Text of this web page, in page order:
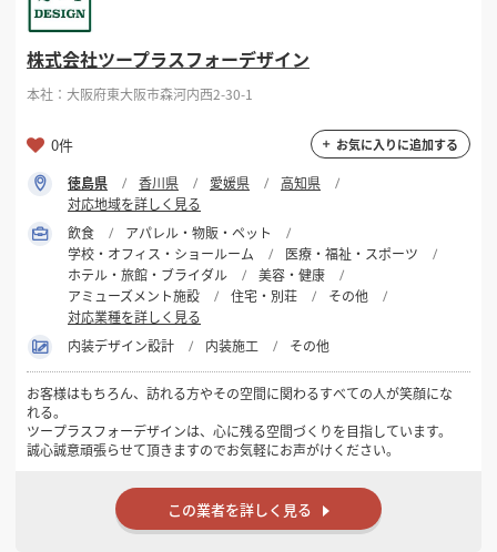
店舗開業・改装を
フリーワード
検索する
株式会社ツープラスフォーデザイン
本社：大阪府東大阪市森河内西2-30-1
0件 お気に入りに追加する
徳島県 香川県 愛媛県
高知県
対応地域を詳しく見る
飲食
アパレル・物販・ペット
学校・オフィス・ショールーム
医療・福祉・スポーツ
ホテル・旅館・ブライダル
美容・健康
アミューズメント施設
住宅・別荘
その他
対応業種を詳しく見る
内装デザイン設計
内装施工 その他
お客様はもちろん、訪れる方やその空間に関わるすべての人が笑顔にな
れる。
ツープラスフォーデザインは、心に残る空間づくりを目指しています。
誠心誠意頑張らせて頂きますのでお気軽にお声がけください。
この業者を詳しく見る